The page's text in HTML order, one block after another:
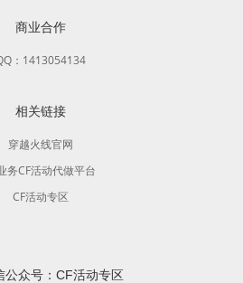
商业合作
：1413054134
相关链接
穿越火线官网
务CF活动代做平台
CF活动专区
公众号：CF活动专区